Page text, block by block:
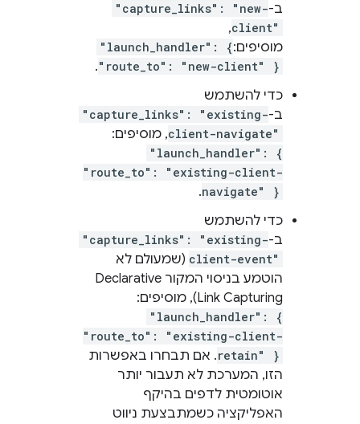
ב-"capture_links": "new-
client"
,
מוסיפים:"launch_handler": {
"route_to": "new-client" }
.
כדי להשתמש
ב-"capture_links": "existing-
client-navigate", מוסיפים:
"launch_handler": {
"route_to": "existing-client-
navigate" }
.
כדי להשתמש
ב-"capture_links": "existing-
client-event" (שמעולם לא
הוטמע בניסוי המקור Declarative
Link Capturing), מוסיפים:
"launch_handler": {
"route_to": "existing-client-
retain" }. אם תבחרו באפשרות
הזו, המערכת לא תעבור יותר
אוטומטית לדפים בהיקף
האפליקציה כשמתבצעת ניווט